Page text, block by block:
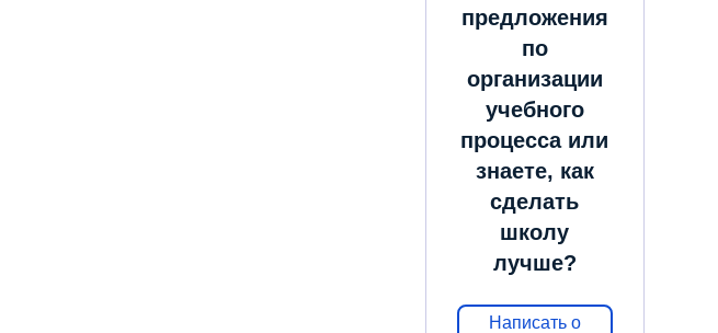
предложения
по
организации
учебного
процесса или
знаете, как
сделать
школу
лучше?
Написать о